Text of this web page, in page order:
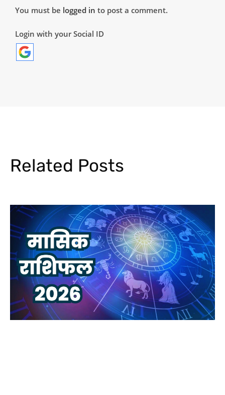
You must be logged in to post a comment.
Login with your Social ID
Related Posts